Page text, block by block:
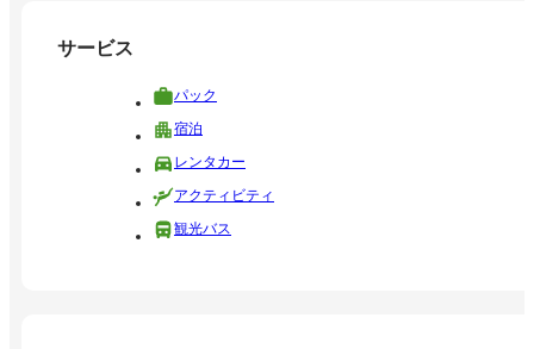
サービス
パック
宿泊
レンタカー
アクティビティ
観光バス